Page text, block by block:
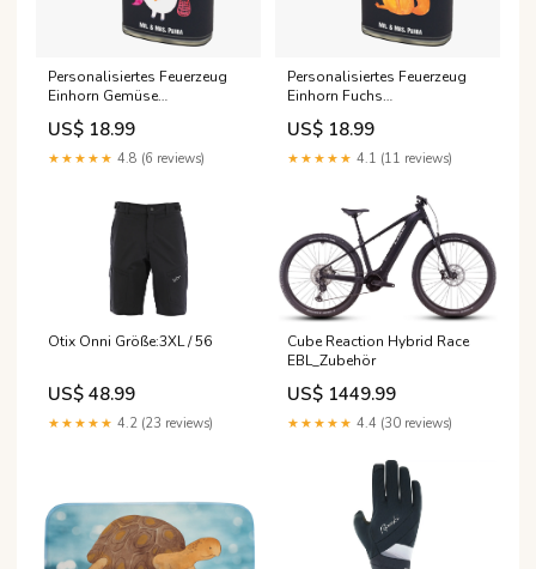
Personalisiertes Feuerzeug
Einhorn Gemüse
Farbe:Schwarz
US$ 18.99
★★★★★ 4.8 (6 reviews)
Personalisiertes Feuerzeug
Einhorn Fuchs
Touristikkaufmann mit Herz
US$ 18.99
★★★★★ 4.1 (11 reviews)
Otix Onni Größe:3XL / 56
US$ 48.99
★★★★★ 4.2 (23 reviews)
Cube Reaction Hybrid Race
EBL_Zubehör
US$ 1449.99
★★★★★ 4.4 (30 reviews)